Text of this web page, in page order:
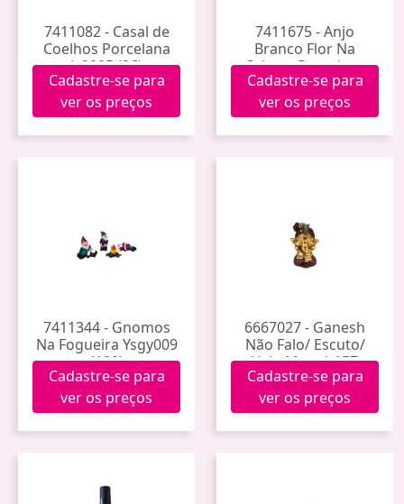
7411082 - Casal de
Coelhos Porcelana
Jy2005 (36)
Cadastre-se para
ver os preços
7411675 - Anjo
Branco Flor Na
Cabeça Porcelana
1704099 (36)
Cadastre-se para
ver os preços
7411344 - Gnomos
Na Fogueira Ysgy009
(100)
Cadastre-se para
ver os preços
6667027 - Ganesh
Não Falo/ Escuto/
Vejo Mres-b157
Cadastre-se para
ver os preços